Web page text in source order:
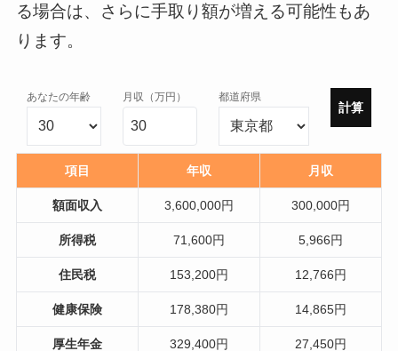
る場合は、さらに手取り額が増える可能性もあ
ります。
あなたの年齢 月収（万円） 都道府県
計算
項目 年収 月収
額面収入 3,600,000円 300,000円
所得税 71,600円 5,966円
住民税 153,200円 12,766円
健康保険 178,380円 14,865円
厚生年金 329,400円 27,450円